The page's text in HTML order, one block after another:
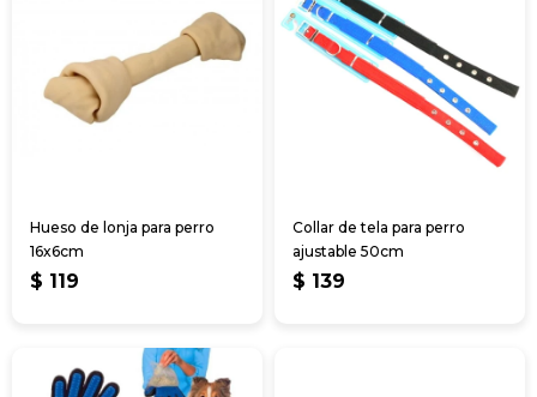
Hueso de lonja para perro
16x6cm
$ 119
Collar de tela para perro
ajustable 50cm
$ 139